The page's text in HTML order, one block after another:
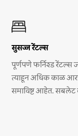
सुसज्ज रेंटल्स
पूर्णपणे फर्निश्ड रेंटल्स
त्याहून अधिक काळ
समाविष्ट आहेत. सबलेट